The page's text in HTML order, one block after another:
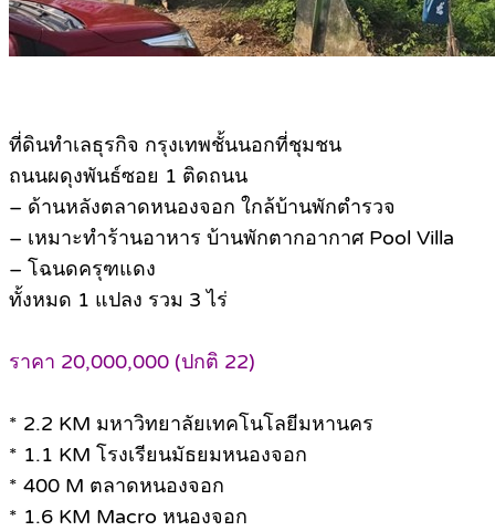
ที่ดินทำเลธุรกิจ กรุงเทพชั้นนอกที่ชุมชน
ถนนผดุงพันธ์ซอย 1 ติดถนน
– ด้านหลังตลาดหนองจอก ใกล้บ้านพักตำรวจ
– เหมาะทำร้านอาหาร บ้านพักตากอากาศ Pool Villa
– โฉนดครุฑแดง
ทั้งหมด 1 แปลง รวม 3 ไร่
ราคา 20,000,000 (ปกติ 22)
* 2.2 KM มหาวิทยาลัยเทคโนโลยีมหานคร
* 1.1 KM โรงเรียนมัธยมหนองจอก
* 400 M ตลาดหนองจอก
* 1.6 KM Macro หนองจอก